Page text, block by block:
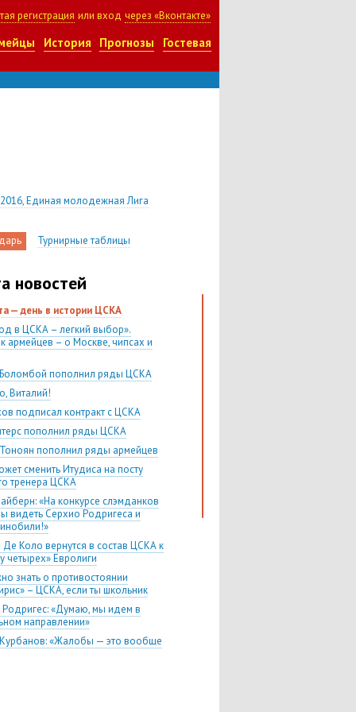
регистрация или вход через «Вконтакте»
История Прогнозы Гостевая
Единая молодежная Лига
Турнирные таблицы
новостей
— день в истории ЦСКА
в ЦСКА – легкий выбор».
армейцев – о Москве, чипсах и
пополнил ряды ЦСКА
Виталий!
подписал контракт с ЦСКА
пополнил ряды ЦСКА
пополнил ряды армейцев
сменить Итудиса на посту
тренера ЦСКА
«На конкурсе слэмданков
видеть Серхио Родригеса и
Де Коло вернутся в состав ЦСКА к
четырех» Евролиги
знать о противостоянии
– ЦСКА, если ты школьник
Родригес: «Думаю, мы идем в
направлении»
«Жалобы — это вообще